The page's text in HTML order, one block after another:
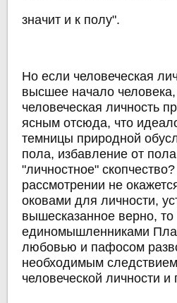
значит и к полу".
Но если человеческая
высшее начало
человеческая личность
ясным отсюда, что
темницы природной
пола, избавление от
"личностное"
рассмотрении не
оковами для личности,
вышесказанное верно,
единомышленниками
любовью и пафосом
необходимым
человеческой личности